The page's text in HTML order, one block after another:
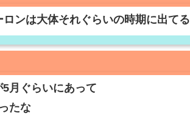
ンは大体それぐらいの時期に出てる
月ぐらいにあって
たな